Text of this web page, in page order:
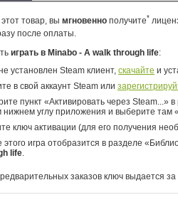
товар, вы мгновенно получите*
после оплаты.
играть в Minabo - A walk through life:
установлен Steam клиент, скачайте и
в свой аккаунт Steam или
пункт «Активировать через Steam...»
нижнем углу приложения и выберите там
ключ активации (для его получения
этого игра отобразится в разделе
life.
заказов ключ выдается